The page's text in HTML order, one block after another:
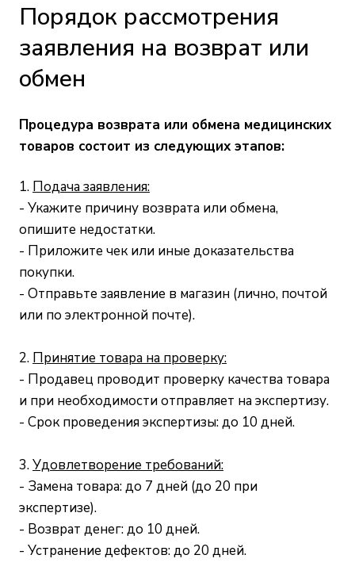
Порядок рассмотрения
заявления на возврат или
обмен
Процедура возврата или обмена медицинских
товаров состоит из следующих этапов:
1. Подача заявления:
- Укажите причину возврата или обмена,
опишите недостатки.
- Приложите чек или иные доказательства
покупки.
- Отправьте заявление в магазин (лично, почтой
или по электронной почте).
2. Принятие товара на проверку:
- Продавец проводит проверку качества товара
и при необходимости отправляет на экспертизу.
- Срок проведения экспертизы: до 10 дней.
3.Удовлетворение требований:
- Замена товара: до 7 дней (до 20 при
экспертизе).
- Возврат денег: до 10 дней.
- Устранение дефектов: до 20 дней.